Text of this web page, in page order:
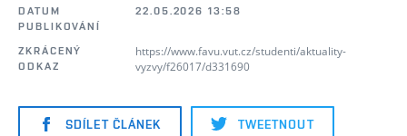
DATUM
PUBLIKOVÁNÍ
22.05.2026 13:58
ZKRÁCENÝ
ODKAZ
https://www.favu.vut.cz/studenti/aktuality-
vyzvy/f26017/d331690
SDÍLET ČLÁNEK TWEETNOUT